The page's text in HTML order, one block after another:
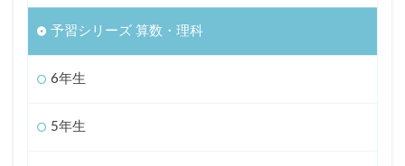
予習シリーズ 算数・理科
6年生
5年生